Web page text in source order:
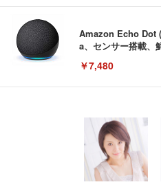
Amazon Echo Dot
a、センサー搭載、
￥7,480
[EdoErgo] オフィ
い 跳ね上げ式アー
キング pc 事務椅
ン樹脂ベース 通気
(黒網+黒枠+黒足)
￥5,699
EIZO ビジネス向
EV3240X-WT |
イト
￥105,595
Amazonベーシッ
回使い捨て 無香料
￥3,373